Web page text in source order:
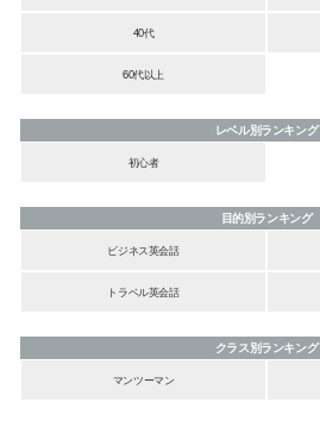
40代
60代以上
レベル別ランキング
初心者
目的別ランキング
ビジネス英会話
トラベル英会話
クラス別ランキング
マンツーマン